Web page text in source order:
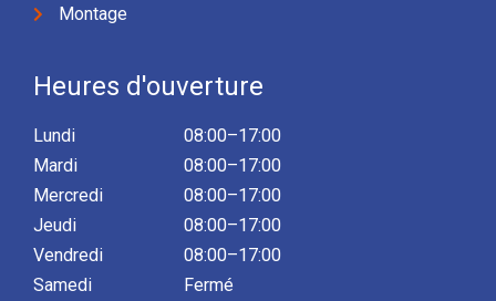
Montage
Heures d'ouverture
Lundi
Mardi
Mercredi
Jeudi
Vendredi
Samedi
08:00–17:00
08:00–17:00
08:00–17:00
08:00–17:00
08:00–17:00
Fermé